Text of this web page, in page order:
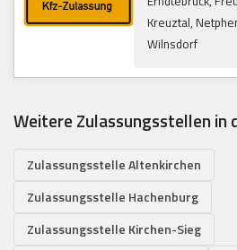
Kreuztal,
Wilnsdorf
Weitere Zulassungsstellen in
Zulassungsstelle Altenkirchen
Zulassungsstelle Hachenburg
Zulassungsstelle Kirchen-Sieg